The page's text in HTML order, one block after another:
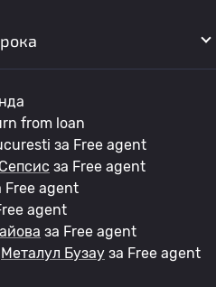
from loan
за Free agent
Сепсис за Free agent
Free agent
agent
за Free agent
Металул Бузау за Free agent